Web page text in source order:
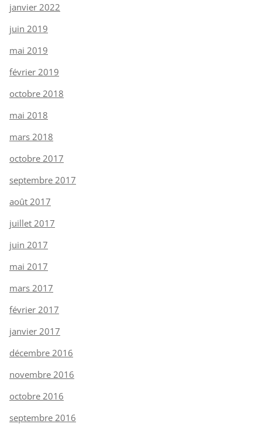
janvier 2022
juin 2019
mai 2019
février 2019
octobre 2018
mai 2018
mars 2018
octobre 2017
septembre 2017
août 2017
juillet 2017
juin 2017
mai 2017
mars 2017
février 2017
janvier 2017
décembre 2016
novembre 2016
octobre 2016
septembre 2016